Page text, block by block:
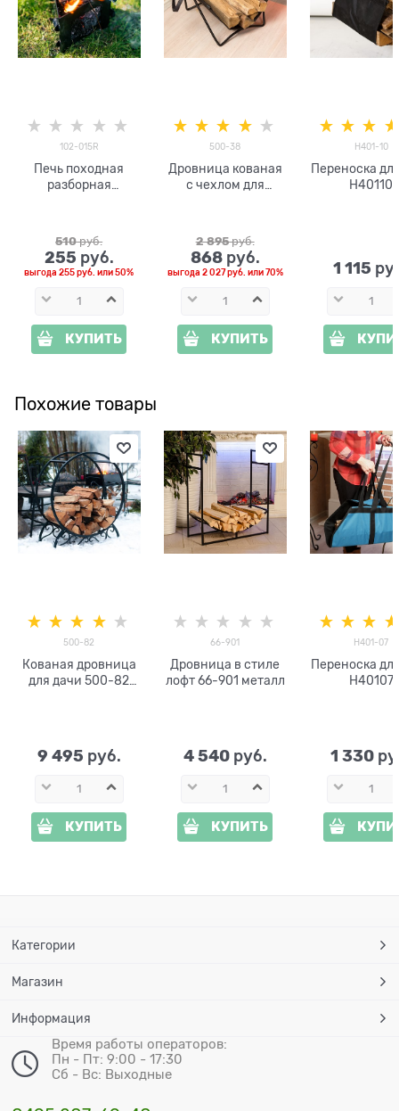
102-015R
Печь походная
разборная
510 руб.
255 руб.
выгода255 руб. или50%
КУПИТЬ
500-38
Дровница кованая
с чехлом для
2 895 руб.
868 руб.
выгода 2 027 руб. или70%
КУПИТЬ
H401-10
Переноска
H40110
1 115
Похожие товары
500-82
Кованая дровница
для дачи 500-82
9 495 руб.
КУПИТЬ
66-901
Дровница в стиле
лофт 66-901 металл
4 540 руб.
КУПИТЬ
H401-07
Переноска
H40107
1 330
Категории
Магазин
Информация
Время работы операторов:
Пн - Пт: 9:00 - 17:30
Сб - Вс: Выходные